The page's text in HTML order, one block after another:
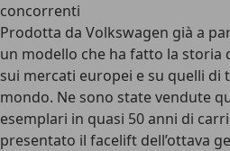
concorrenti
Prodotta da Volkswagen già a
un modello che ha fatto la storia
sui mercati europei e su quelli di
mondo. Ne sono state vendute
esemplari in quasi 50 anni di
presentato il facelift dell’ottava